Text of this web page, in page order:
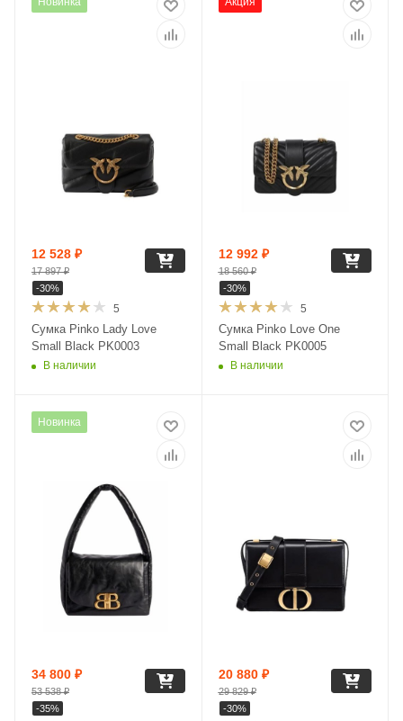
5
Сумка Pinko Lady Love
Small Black PK0003
В наличии
12 528 ₽
17 897₽
-30%
5
Сумка Pinko Love One
Small Black PK0005
В наличии
12 992₽
18 560₽
-30%
Новинка
34 800 ₽
53 538₽
-35%
20 880₽
29 829₽
-30%